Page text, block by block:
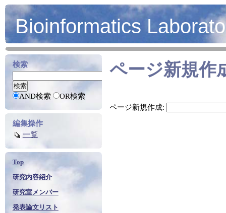
Bioinformatics
ページ新規作
ページ新規作成:
検索
AND検索 OR検索
編集操作
一覧
Top
研究内容紹介
研究室メンバー
発表論文リスト